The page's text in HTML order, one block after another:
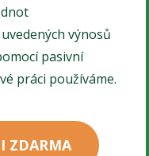
výnosů
pasivní
práci používáme.
ZDARMA